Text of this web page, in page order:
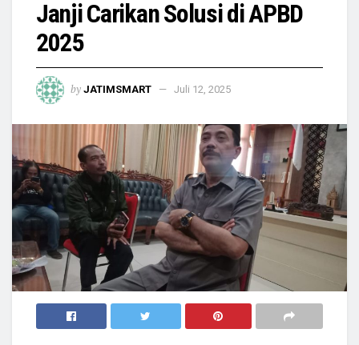
Janji Carikan Solusi di APBD
2025
by JATIMSMART Juli 12, 2025